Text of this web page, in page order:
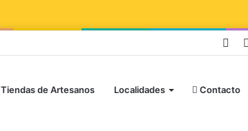
Tiendas de Artesanos Localidades Contacto